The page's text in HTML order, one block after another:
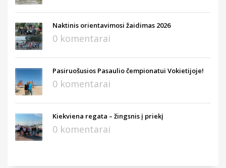
Naktinis orientavimosi žaidimas 2026
0 komentarai
Pasiruošusios Pasaulio čempionatui Vokietijoje!
0 komentarai
Kiekviena regata – žingsnis į priekį
0 komentarai